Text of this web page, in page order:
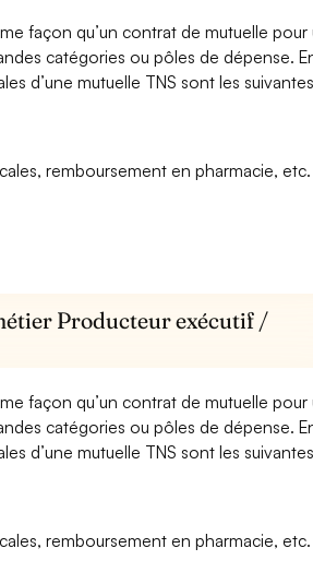
façon qu’un contrat de mutuelle pour
catégories ou pôles de dépense.
d’une mutuelle TNS sont les
remboursement en pharmacie, etc.
Producteur exécutif /
façon qu’un contrat de mutuelle pour
catégories ou pôles de dépense.
d’une mutuelle TNS sont les
remboursement en pharmacie, etc.